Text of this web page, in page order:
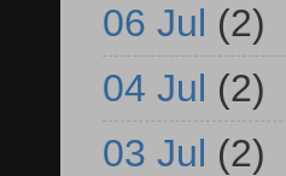
06 Jul (2)
04 Jul (2)
03 Jul (2)